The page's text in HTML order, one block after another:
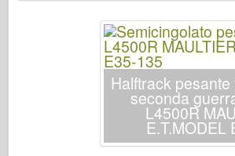
Friulmodel
Hasegawa
Halftrack
seconda
L4500R
E.T.MODEL